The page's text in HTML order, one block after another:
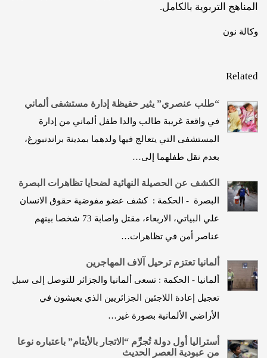
المناهج التربوية بالكامل.
وكالة نون
Related
“طلب عنصري” يثير حفيظة إدارة مستشفى ألماني
في واقعة غريبة طالب والدا طفل ألماني من إدارة
المستشفى التي يتعالج فيها ولدهما بمدينة براندنبورغ،
بعدم نقل طفلهما إلى…
الكشف عن الحصيلة النهائية لضحايا تظاهرات البصرة
البصرة - الحكمة : كشف عضو مفوضية حقوق الانسان
علي البياتي، الاربعاء، مقتل واصابة 73 شخصا بينهم
عناصر أمن في تظاهرات…
ألمانيا تعتزم ترحيل آلاف المهاجرين
ألمانيا - الحكمة : تسعى ألمانيا والجزائر للتوصل إلى سبل
تعجيل إعادة اللاجئين الجزائريين الذي يعيشون في
الأراضي الألمانية بصورة غير…
أستراليا أول دولة تُجرِّم “الاتجار بالأيتام” باعتباره نوعا
من عبودية العصر الحديث